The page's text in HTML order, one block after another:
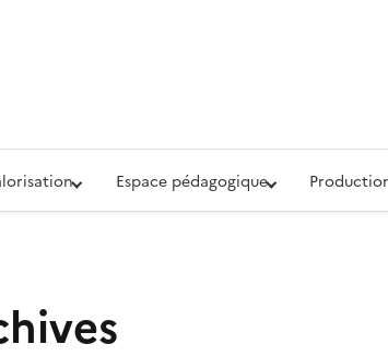
production audiovisuelle de la Défense
Espace pédagogique